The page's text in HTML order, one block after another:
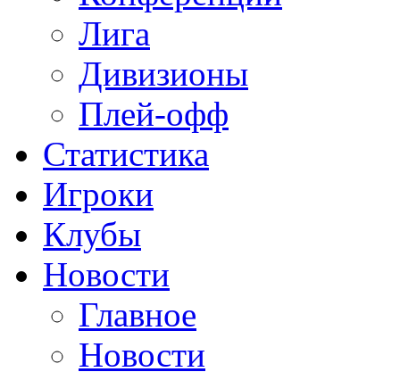
Лига
Дивизионы
Плей-офф
Статистика
Игроки
Клубы
Новости
Главное
Новости